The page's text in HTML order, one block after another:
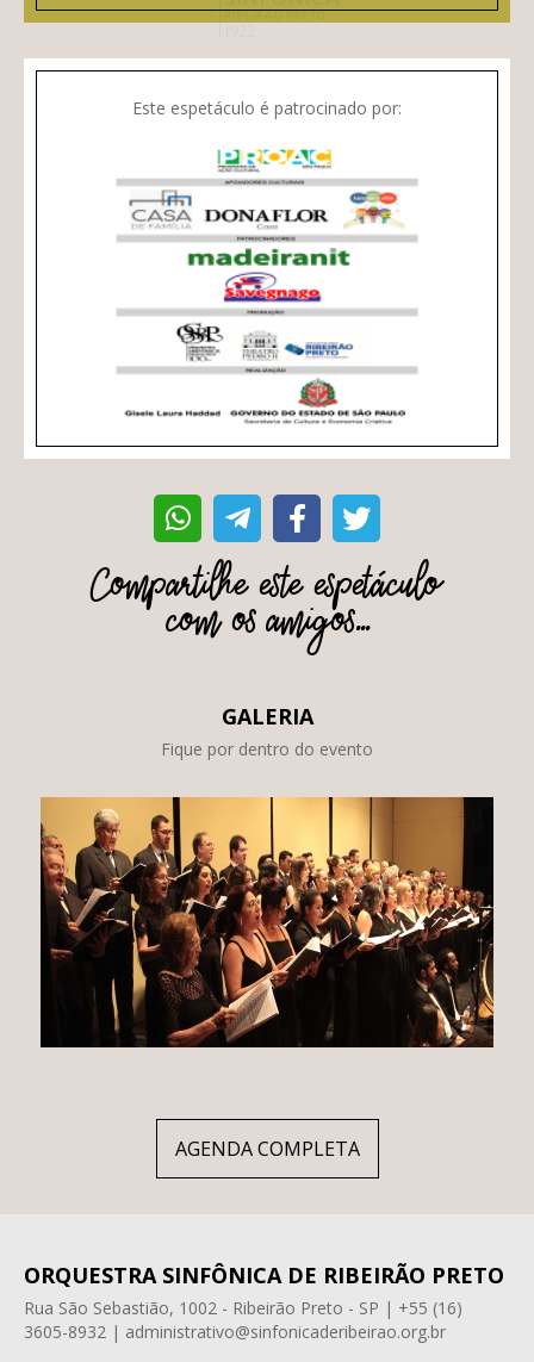
Este espetáculo é patrocinado por:
Compartilhe este espetáculo
com os amigos...
GALERIA
Fique por dentro do evento
AGENDA COMPLETA
ORQUESTRA SINFÔNICA DE RIBEIRÃO PRETO
Rua São Sebastião, 1002 - Ribeirão Preto - SP | +55 (16)
3605-8932 | administrativo@sinfonicaderibeirao.org.br